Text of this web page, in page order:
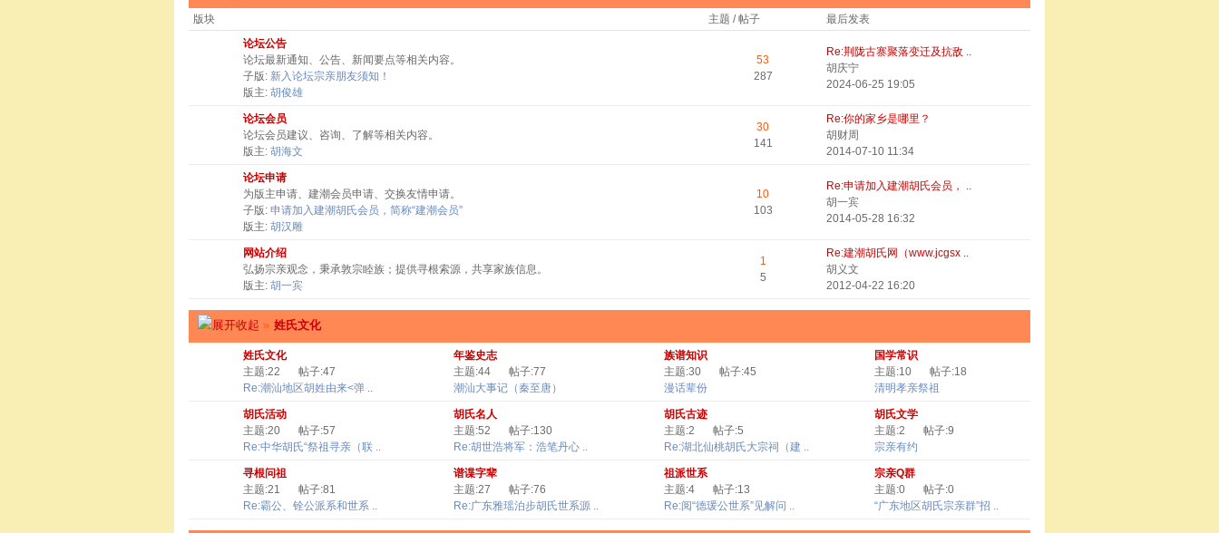
版块 主题 / 帖子
最后发表
论坛公告
论坛最新通知、公告、新闻要点等相关内容。
子版: 新入论坛宗亲朋友须知！
版主: 胡俊雄
53
287
Re:荆陇古寨聚落变迁及抗敌 ..
胡庆宁
2024-06-25 19:05
论坛会员
论坛会员建议、咨询、了解等相关内容。
版主: 胡海文
30
141
Re:你的家乡是哪里？
胡财周
2014-07-10 11:34
论坛申请
为版主申请、建潮会员申请、交换友情申请。
子版: 申请加入建潮胡氏会员，简称“建潮会员”
版主: 胡汉雕
10
103
Re:申请加入建潮胡氏会员， ..
胡一宾
2014-05-28 16:32
网站介绍
弘扬宗亲观念，秉承敦宗睦族；提供寻根索源，共享家族信息。
版主: 胡一宾
1
5
Re:建潮胡氏网（www.jcgsx ..
胡义文
2012-04-22 16:20
» 姓氏文化
姓氏文化
主题:22
帖子:47
Re:潮汕地区胡姓由来<弹 ..
年鉴史志
主题:44
帖子:77
潮汕大事记（秦至唐）
族谱知识
主题:30
帖子:45
漫话辈份
国学常识
主题:10
帖子:18
清明孝亲祭祖
胡氏活动
主题:20
帖子:57
Re:中华胡氏“祭祖寻亲（联 ..
胡氏名人
主题:52
帖子:130
Re:胡世浩将军：浩笔丹心 ..
胡氏古迹
主题:2
帖子:5
Re:湖北仙桃胡氏大宗祠（建 ..
胡氏文学
主题:2
帖子:9
宗亲有约
寻根问祖
主题:21
帖子:81
Re:霸公、铨公派系和世系 ..
谱谍字辈
主题:27
帖子:76
Re:广东雅瑶泊步胡氏世系源 ..
祖派世系
主题:4
帖子:13
Re:阅“德瑗公世系”见解问 ..
宗亲Q群
主题:0
帖子:0
“广东地区胡氏宗亲群”招 ..